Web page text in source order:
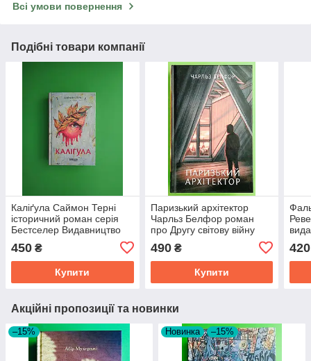
Всі умови повернення
Подібні товари компанії
Каліґула Саймон Терні
історичний роман серія
Бестселер Видавництво
450 ₴
Купити
Паризький архітектор
Чарльз Белфор роман
про Другу світову війну
490₴
Купити
420
Акційні пропозиції та новинки
–15% Новинка –15%